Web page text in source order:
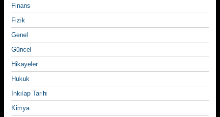
Finans
Fizik
Genel
Güncel
Hikayeler
Hukuk
İnkılap Tarihi
Kimya